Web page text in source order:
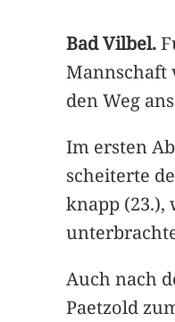
Bad Vilbel.
Mannschaft
den Weg
Im ersten
scheiterte
knapp (23.),
Auch nach
Paetzold